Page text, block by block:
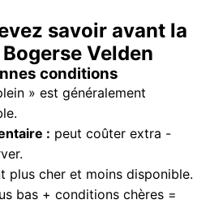
savoir avant la
Velden
conditions
» est généralement
: peut coûter extra -
plus cher et moins disponible.
bas + conditions chères =